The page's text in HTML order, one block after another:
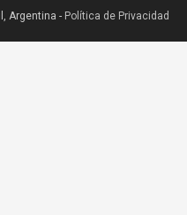
Argentina - Política de Privacidad